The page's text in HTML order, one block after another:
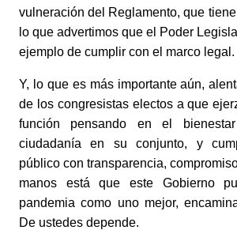
vulneración del Reglamento, que
lo que advertimos que el Poder
ejemplo de cumplir con el marco legal.
Y, lo que es más importante aún,
de los congresistas electos a que
función pensando en el
ciudadanía en su conjunto, y
público con transparencia,
manos está que este Gobierno
pandemia como uno mejor,
De ustedes depende.